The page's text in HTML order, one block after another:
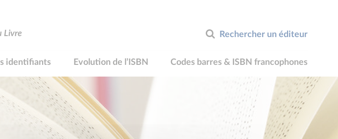
Rechercher un éditeur
Livre
identifiants Evolution de l’ISBN Codes barres & ISBN francophones